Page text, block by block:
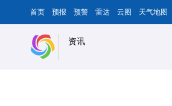
首页 预报 预警 雷达 云图 天气地图
资讯